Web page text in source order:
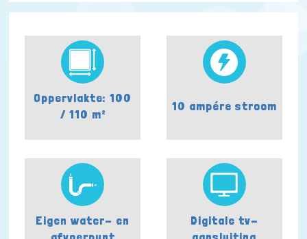
Oppervlakte: 100
/ 110 m²
10 ampére stroom
Eigen water- en
Digitale tv-